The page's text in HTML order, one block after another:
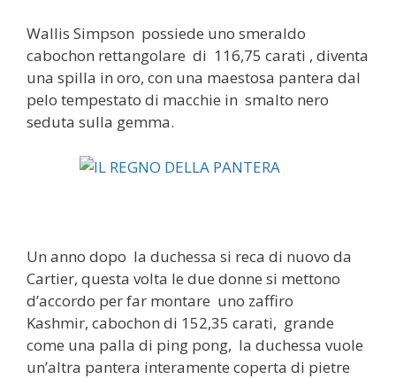
Wallis Simpson possiede uno smeraldo
cabochon rettangolare di 116,75 carati , diventa
una spilla in oro, con una maestosa pantera dal
pelo tempestato di macchie in smalto nero
seduta sulla gemma.
Un anno dopo la duchessa si reca di nuovo da
Cartier, questa volta le due donne si mettono
d’accordo per far montare uno zaffiro
Kashmir, cabochon di 152,35 carati, grande
come una palla di ping pong, la duchessa vuole
un’altra pantera interamente coperta di pietre